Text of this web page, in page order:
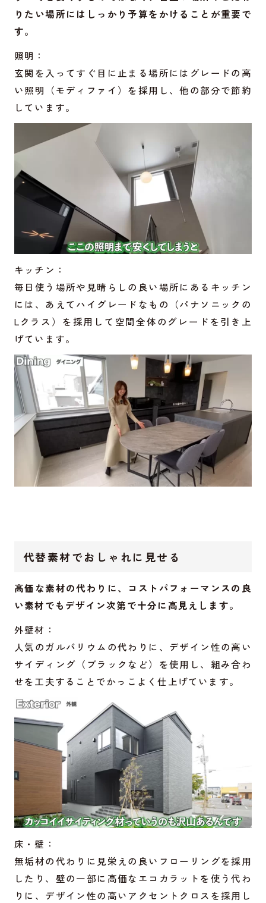
りたい場所にはしっかり予算をかけることが重要で
す。
照明：
玄関を入ってすぐ目に止まる場所にはグレードの高
い照明（モディファイ）を採用し、他の部分で節約
しています。
キッチン：
毎日使う場所や見晴らしの良い場所にあるキッチン
には、あえてハイグレードなもの（パナソニックの
Lクラス）を採用して空間全体のグレードを引き上
げています。
代替素材でおしゃれに見せる
高価な素材の代わりに、コストパフォーマンスの良
い素材でもデザイン次第で十分に高見えします。
外壁材：
人気のガルバリウムの代わりに、デザイン性の高い
サイディング（ブラックなど）を使用し、組み合わ
せを工夫することでかっこよく仕上げています。
床・壁：
無垢材の代わりに見栄えの良いフローリングを採用
したり、壁の一部に高価なエコカラットを使う代わ
りに、デザイン性の高いアクセントクロスを採用し